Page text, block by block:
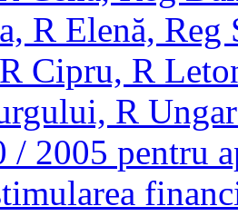
R Elenă, Reg
Cipru, R
R
/ 2005 pentru